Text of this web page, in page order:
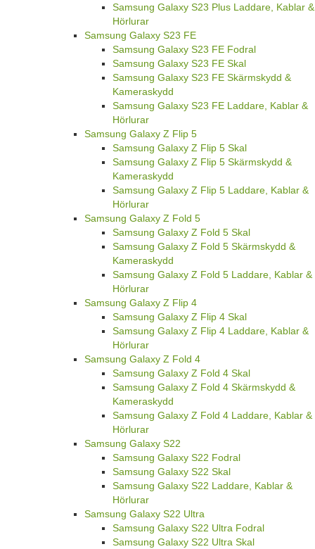
Samsung Galaxy S23 Plus Laddare, Kablar &
Hörlurar
Samsung Galaxy S23 FE
Samsung Galaxy S23 FE Fodral
Samsung Galaxy S23 FE Skal
Samsung Galaxy S23 FE Skärmskydd &
Kameraskydd
Samsung Galaxy S23 FE Laddare, Kablar &
Hörlurar
Samsung Galaxy Z Flip 5
Samsung Galaxy Z Flip 5 Skal
Samsung Galaxy Z Flip 5 Skärmskydd &
Kameraskydd
Samsung Galaxy Z Flip 5 Laddare, Kablar &
Hörlurar
Samsung Galaxy Z Fold 5
Samsung Galaxy Z Fold 5 Skal
Samsung Galaxy Z Fold 5 Skärmskydd &
Kameraskydd
Samsung Galaxy Z Fold 5 Laddare, Kablar &
Hörlurar
Samsung Galaxy Z Flip 4
Samsung Galaxy Z Flip 4 Skal
Samsung Galaxy Z Flip 4 Laddare, Kablar &
Hörlurar
Samsung Galaxy Z Fold 4
Samsung Galaxy Z Fold 4 Skal
Samsung Galaxy Z Fold 4 Skärmskydd &
Kameraskydd
Samsung Galaxy Z Fold 4 Laddare, Kablar &
Hörlurar
Samsung Galaxy S22
Samsung Galaxy S22 Fodral
Samsung Galaxy S22 Skal
Samsung Galaxy S22 Laddare, Kablar &
Hörlurar
Samsung Galaxy S22 Ultra
Samsung Galaxy S22 Ultra Fodral
Samsung Galaxy S22 Ultra Skal